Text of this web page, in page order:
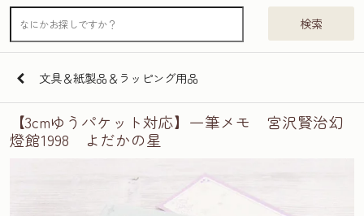
検索
文具＆紙製品＆ラッピング用品
【3cmゆうパケット対応】一筆メモ 宮沢賢治幻
燈館1998 よだかの星